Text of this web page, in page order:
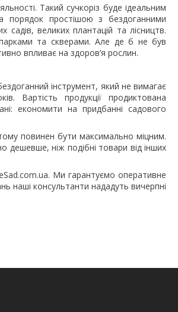
Такий сучкоріз буде ідеальним
порядок простішою з бездоганними
садів, великих плантацій та лісництв.
парками та скверами. Але де б не був
впливає на здоров’я рослин.
інструмент, який не вимагає
Вартість продукції продиктована
економити на придбанні садового
повинен бути максимально міцним.
дешевше, ніж подібні товари від інших
Ми гарантуємо оперативне
наші консультанти нададуть вичерпні